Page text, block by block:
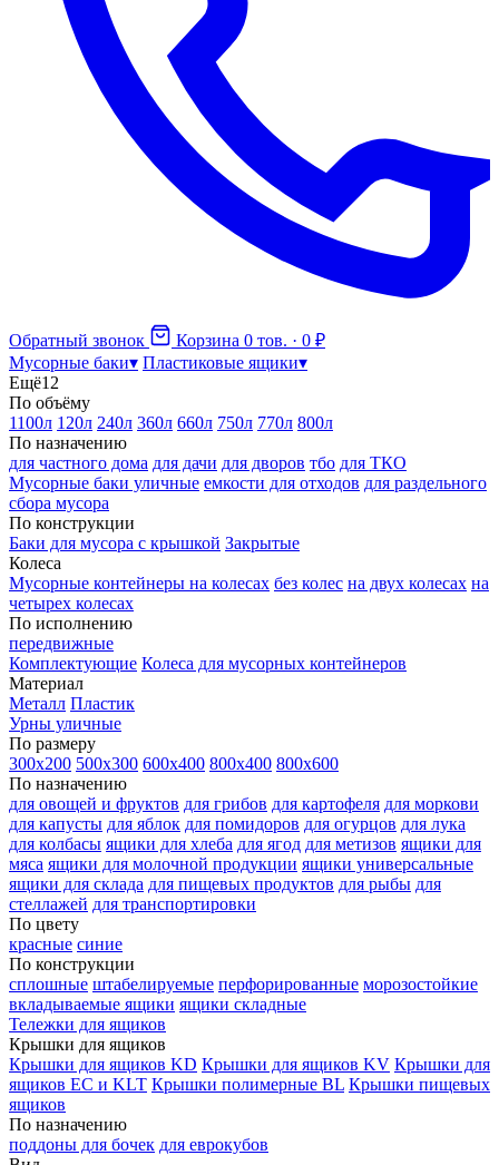
Обратный звонок Корзина 0 тов. · 0 ₽
Мусорные баки▾ Пластиковые ящики▾
Ещё12
По объёму
1100л 120л 240л 360л 660л 750л 770л 800л
По назначению
для частного дома для дачи для дворов тбо для ТКО
Мусорные баки уличные емкости для отходов для раздельного
сбора мусора
По конструкции
Баки для мусора с крышкой Закрытые
Колеса
Мусорные контейнеры на колесах без колес на двух колесах на
четырех колесах
По исполнению
передвижные
Комплектующие Колеса для мусорных контейнеров
Материал
Металл Пластик
Урны уличные
По размеру
300х200 500х300 600х400 800х400 800х600
По назначению
для овощей и фруктов для грибов для картофеля для моркови
для капусты для яблок для помидоров для огурцов для лука
для колбасы ящики для хлеба для ягод для метизов ящики для
мяса ящики для молочной продукции ящики универсальные
ящики для склада для пищевых продуктов для рыбы для
стеллажей для транспортировки
По цвету
красные синие
По конструкции
сплошные штабелируемые перфорированные морозостойкие
вкладываемые ящики ящики складные
Тележки для ящиков
Крышки для ящиков
Крышки для ящиков KD Крышки для ящиков KV Крышки для
ящиков EC и KLT Крышки полимерные BL Крышки пищевых
ящиков
По назначению
поддоны для бочек для еврокубов